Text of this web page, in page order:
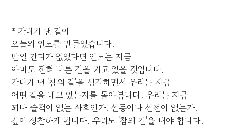
* 간디가 낸 길이
오늘의 인도를 만들었습니다.
만일 간디가 없었다면 인도는 지금
아마도 전혀 다른 길을 가고 있을 것입니다.
간디가 낸 '참의 길'을 생각하면서 우리는 지금
어떤 길을 내고 있는지를 돌아봅니다. 우리는 지금
꾀나 술책이 없는 사회인가. 선동이나 선전이 없는가.
깊이 성찰하게 됩니다. 우리도 '참의 길'을 내야 합니다.